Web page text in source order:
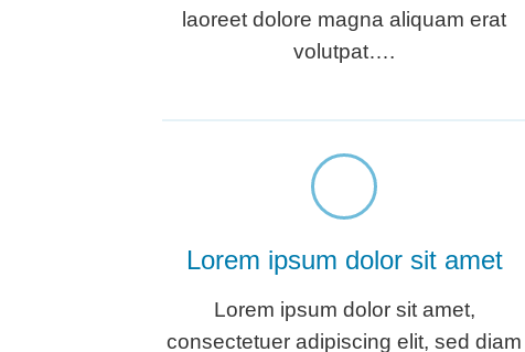
laoreet dolore magna aliquam erat
volutpat….
Lorem ipsum dolor sit amet
Lorem ipsum dolor sit amet,
consectetuer adipiscing elit, sed diam